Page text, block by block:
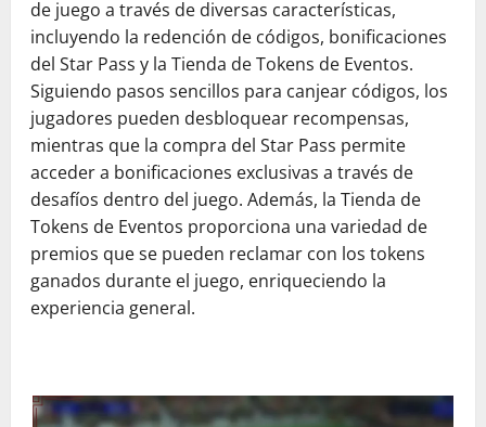
de juego a través de diversas características,
incluyendo la redención de códigos, bonificaciones
del Star Pass y la Tienda de Tokens de Eventos.
Siguiendo pasos sencillos para canjear códigos, los
jugadores pueden desbloquear recompensas,
mientras que la compra del Star Pass permite
acceder a bonificaciones exclusivas a través de
desafíos dentro del juego. Además, la Tienda de
Tokens de Eventos proporciona una variedad de
premios que se pueden reclamar con los tokens
ganados durante el juego, enriqueciendo la
experiencia general.